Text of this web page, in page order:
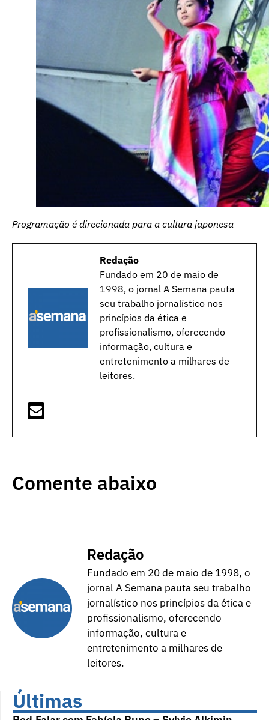
Programação é direcionada para a cultura japonesa
Redação
Fundado em 20 de maio de
1998, o jornal A Semana pauta
seu trabalho jornalístico nos
princípios da ética e
profissionalismo, oferecendo
informação, cultura e
entretenimento a milhares de
leitores.
Comente abaixo
Redação
Fundado em 20 de maio de 1998, o
jornal A Semana pauta seu trabalho
jornalístico nos princípios da ética e
profissionalismo, oferecendo
informação, cultura e
entretenimento a milhares de
leitores.
Últimas